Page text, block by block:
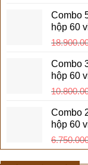
Combo
hộp 60
Combo
hộp 60
Combo
hộp 60